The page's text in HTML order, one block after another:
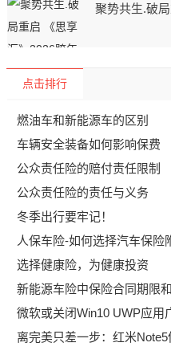
聚势共生.破
点击排行
燃油车和新能源车的区别
车辆安全装备如何影响保费
公众责任险的赔付责任限制
公众责任险的责任与义务
冬季出行要牢记！
人保车险-如何选择汽车保险
选择健康险，为健康投资
新能源车险中保险合同期限
微软或关闭Win10 UWP应用
离完美只差一步：红米